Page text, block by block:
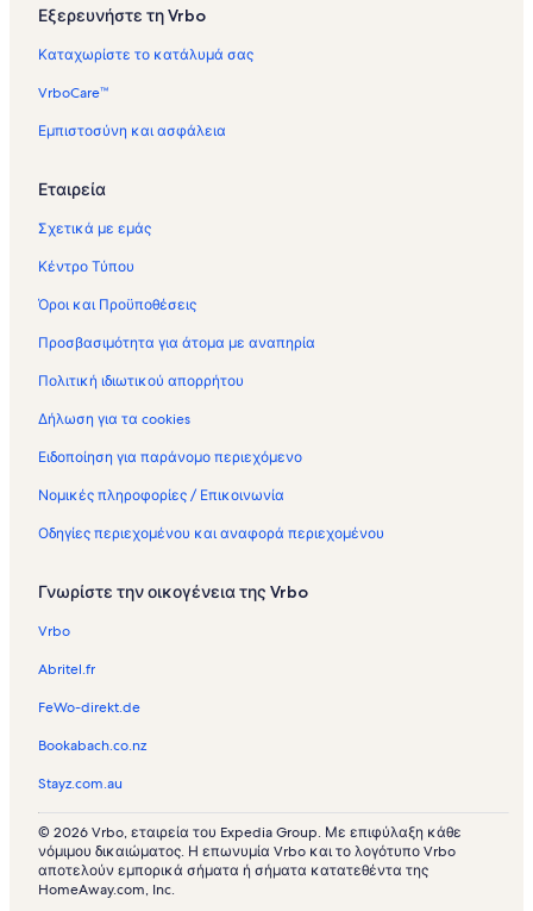
ν
ε
σ
ο
ι
Ε
ο
ι
ι
ζ
μ
ε
ε
κ
ο
ί
ς
τ
ν
ρ
ο
ο
ρ
Εξερευνήστε τη Vrbo
Καταχωρίστε το κατάλυμά σας
VrboCare™
Εμπιστοσύνη και ασφάλεια
Εταιρεία
Σχετικά με εμάς
Κέντρο Τύπου
Όροι και Προϋποθέσεις
Προσβασιμότητα για άτομα με αναπηρία
Πολιτική ιδιωτικού απορρήτου
Δήλωση για τα cookies
Ειδοποίηση για παράνομο περιεχόμενο
Νομικές πληροφορίες / Επικοινωνία
Οδηγίες περιεχομένου και αναφορά περιεχομένου
Γνωρίστε την οικογένεια της Vrbo
Vrbo
Abritel.fr
FeWo-direkt.de
Bookabach.co.nz
Stayz.com.au
© 2026 Vrbo, εταιρεία του Expedia Group. Με επιφύλαξη κάθε
νόμιμου δικαιώματος. Η επωνυμία Vrbo και το λογότυπο Vrbo
αποτελούν εμπορικά σήματα ή σήματα κατατεθέντα της
HomeAway.com, Inc.